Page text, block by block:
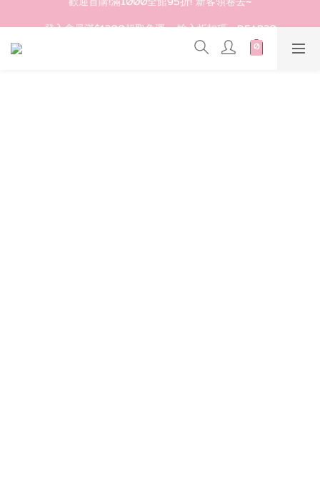
登入會員滿$1200超取免運 - 輸入折扣碼：DEAR20